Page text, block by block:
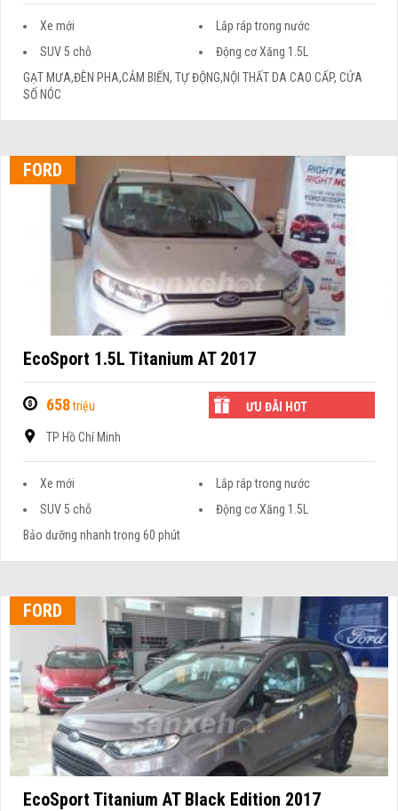
Xe mới
Lắp ráp trong nước
SUV 5 chỗ
Động cơ Xăng 1.5L
GẠT MƯA,ĐÈN PHA,CẢM BIẾN, TỰ ĐỘNG,NỘI THẤT DA CAO CẤP, CỬA
SỐ NÓC
FORD
EcoSport 1.5L Titanium AT 2017
658triệu ƯU ĐÃI HOT
TP Hồ Chí Minh
Xe mới
Lắp ráp trong nước
SUV 5 chỗ
Động cơ Xăng 1.5L
Bảo dưỡng nhanh trong 60 phút
FORD
EcoSport Titanium AT Black Edition 2017